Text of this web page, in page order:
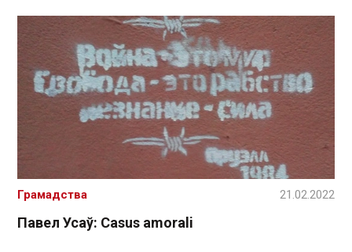
Павел Усаў: Casus amorali
Грамадства 21.02.2022